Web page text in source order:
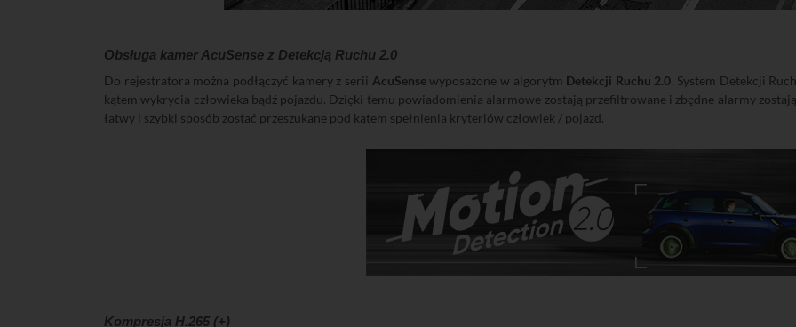
Obsługa kamer AcuSense z Detekcją Ruchu 2.0
Do rejestratora można podłączyć kamery z serii AcuSensewyposażone w algorytm Detekcji Ruchu 2.0. System Detekcji
kątem wykrycia człowieka bądź pojazdu. Dzięki temu powiadomienia alarmowe zostają przefiltrowane i zbędne alarmy
łatwy i szybki sposób zostać przeszukane pod kątem spełnienia kryteriów człowiek / pojazd.
Kompresja H.265 (+)